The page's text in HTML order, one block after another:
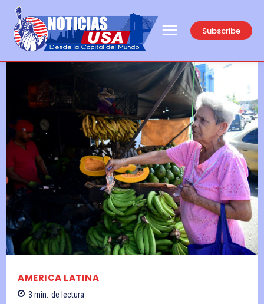
Subscribe
AMERICA LATINA
3 min. de lectura